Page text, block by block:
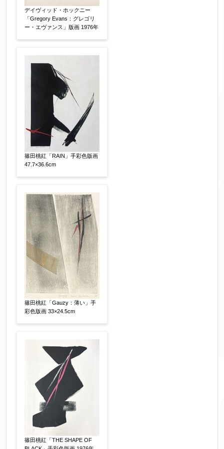
デイヴィッド・ホックニー
「Gregory Evans：グレゴリ
ー・エヴァンス」版画 1976年
篠田桃紅「RAIN」手彩色版画
47.7×36.6cm
篠田桃紅「Gauzy：薄い」手
彩色版画 33×24.5cm
篠田桃紅「THE SHAPE OF